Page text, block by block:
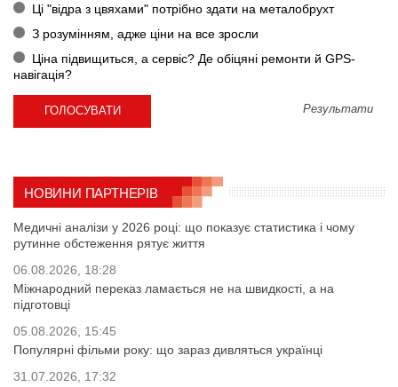
Ці "відра з цвяхами" потрібно здати на металобрухт
З розумінням, адже ціни на все зросли
Ціна підвищиться, а сервіс? Де обіцяні ремонти й GPS-
навігація?
Результати
НОВИНИ ПАРТНЕРІВ
Медичні аналізи у 2026 році: що показує статистика і чому
рутинне обстеження рятує життя
06.08.2026, 18:28
Міжнародний переказ ламається не на швидкості, а на
підготовці
05.08.2026, 15:45
Популярні фільми року: що зараз дивляться українці
31.07.2026, 17:32